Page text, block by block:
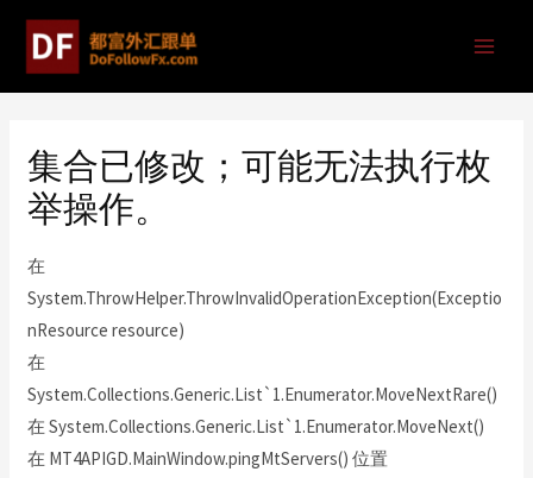
集合已修改；可能无法执行枚
举操作。
在
System.ThrowHelper.ThrowInvalidOperationException(Exceptio
nResource resource)
在
System.Collections.Generic.List`1.Enumerator.MoveNextRare()
在 System.Collections.Generic.List`1.Enumerator.MoveNext()
在 MT4APIGD.MainWindow.pingMtServers() 位置